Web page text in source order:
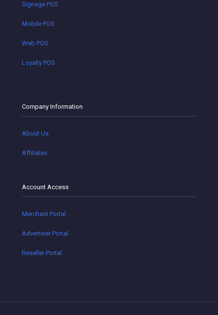
Signage POS
Mobile POS
Web POS
Loyalty POS
Company Information
About Us
Affiliates
Account Access
Merchant Portal
Advertiser Portal
Reseller Portal